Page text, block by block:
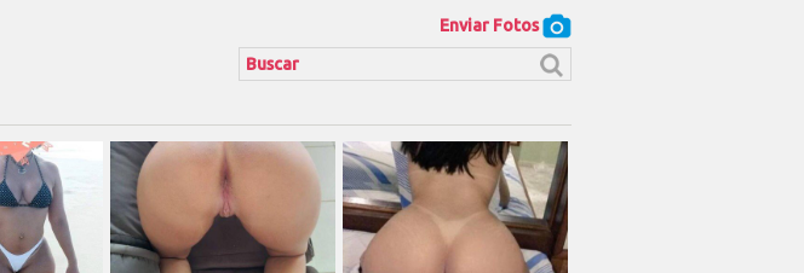
Enviar Fotos